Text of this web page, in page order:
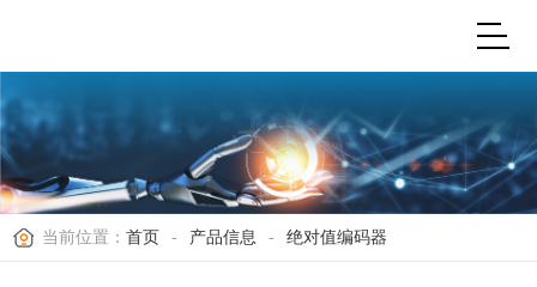
当前位置： 首页 - 产品信息 - 绝对值编码器